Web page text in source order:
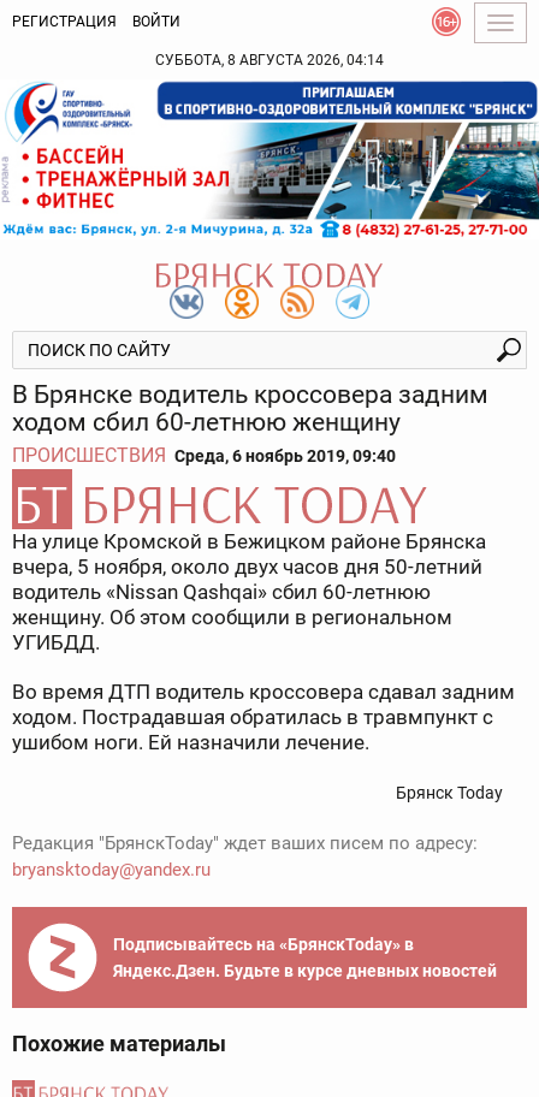
РЕГИСТРАЦИЯ ВОЙТИ
СУББОТА, 8 АВГУСТА 2026, 04:14
В Брянске водитель кроссовера задним
ходом сбил 60-летнюю женщину
ПРОИСШЕСТВИЯ Среда, 6 ноябрь 2019, 09:40
На улице Кромской в Бежицком районе Брянска
вчера, 5 ноября, около двух часов дня 50-летний
водитель «Nissan Qashqai» сбил 60-летнюю
женщину. Об этом сообщили в региональном
УГИБДД.
Во время ДТП водитель кроссовера сдавал задним
ходом. Пострадавшая обратилась в травмпункт с
ушибом ноги. Ей назначили лечение.
Брянск Today
Редакция "БрянскToday" ждет ваших писем по адресу:
bryansktoday@yandex.ru
Подписывайтесь на «БрянскToday» в
Яндекс.Дзен. Будьте в курсе дневных новостей
Похожие материалы